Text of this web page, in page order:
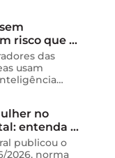
mais
risco que já
das
usam
mails, geram
não está
…
no
entenda o
12.976/2026
publicou o
2026, norma